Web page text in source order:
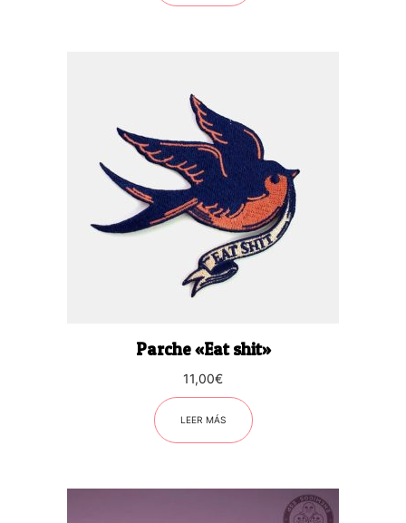
Parche «Eat shit»
11,00€
LEER MÁS